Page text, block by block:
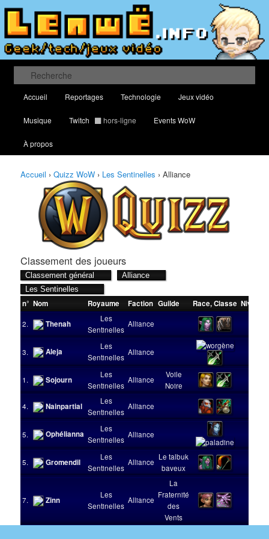
Aller
contenu
principal
Aller
contenu
secondaireLenwë – Culture geek, tech et jeux
vidéo
Classement des meilleurs joueurs au Quizz World of Warcraft
Recherche
principal
Accueil Reportages Technologie Jeux vidéo
Musique Twitch hors-ligne Events WoW
À propos
Accueil › Quizz WoW › Les Sentinelles › Alliance
Classement des joueurs
n° Nom Royaume Faction Guilde Race,Classe Niveau
2. Thenah
Les
Sentinelles
Alliance
3. Aleja
Les
Sentinelles
Alliance
1. Sojourn
Les
Sentinelles
Alliance
Voile
Noire
4. Nainpartial
Les
Sentinelles
Alliance
5. Ophélianna
Les
Sentinelles
Alliance
5. Gromendil
Les
Sentinelles
Alliance
Le talbuk
baveux
7. Zinn
Les
Sentinelles
Alliance
La
Fraternité
des
Vents